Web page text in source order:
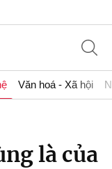
Văn hoá - Xã hội
là của